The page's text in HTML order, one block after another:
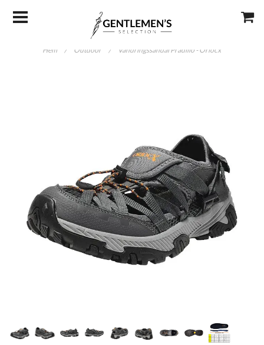
Hem / Outdoor / Vandringssandal Pradillo - Oriocx